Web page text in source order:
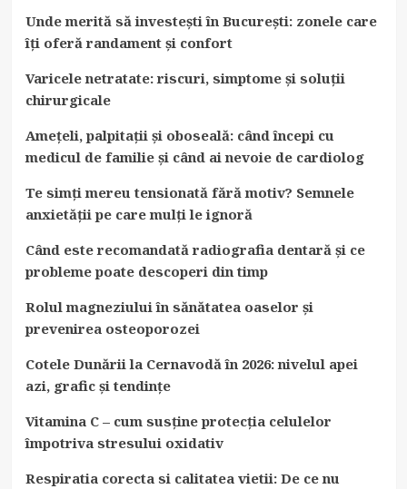
Unde merită să investești în București: zonele care
îți oferă randament și confort
Varicele netratate: riscuri, simptome și soluții
chirurgicale
Amețeli, palpitații și oboseală: când începi cu
medicul de familie și când ai nevoie de cardiolog
Te simți mereu tensionată fără motiv? Semnele
anxietății pe care mulți le ignoră
Când este recomandată radiografia dentară și ce
probleme poate descoperi din timp
Rolul magneziului în sănătatea oaselor și
prevenirea osteoporozei
Cotele Dunării la Cernavodă în 2026: nivelul apei
azi, grafic și tendințe
Vitamina C – cum susține protecția celulelor
împotriva stresului oxidativ
Respiratia corecta si calitatea vietii: De ce nu